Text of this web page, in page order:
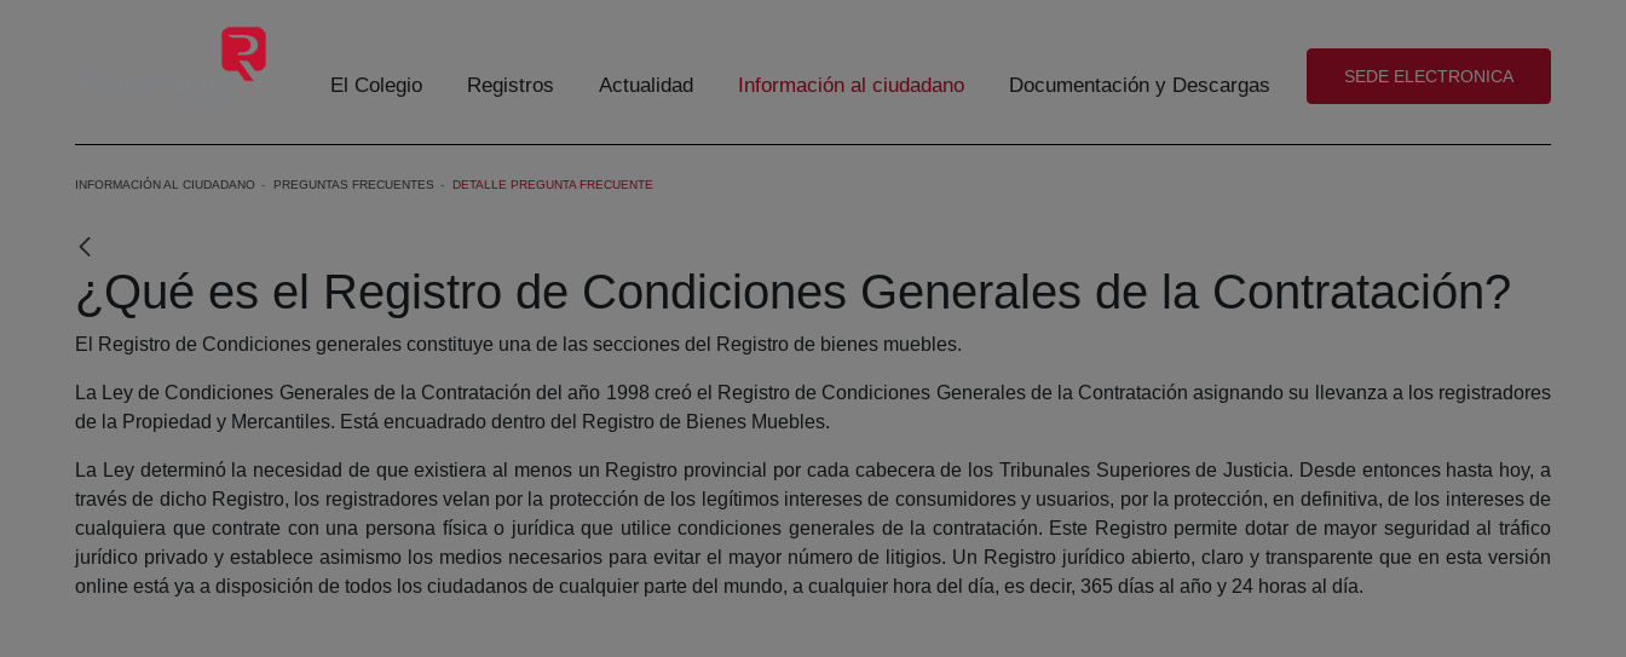
Saltar al contenido principal
El Colegio Registros Actualidad Información al ciudadano Documentación y Descargas (abre en nueva ventana)
SEDE ELECTRONICA
INFORMACIÓN AL CIUDADANO PREGUNTAS FRECUENTES DETALLE PREGUNTA FRECUENTE
¿Qué es el Registro de Condiciones Generales de la Contratación?
El Registro de Condiciones generales constituye una de las secciones del Registro de bienes muebles.
La Ley de Condiciones Generales de la Contratación del año 1998 creó el Registro de Condiciones Generales de la Contratación asignando su llevanza a los registradores
de la Propiedad y Mercantiles. Está encuadrado dentro del Registro de Bienes Muebles.
La Ley determinó la necesidad de que existiera al menos un Registro provincial por cada cabecera de los Tribunales Superiores de Justicia. Desde entonces hasta hoy, a
través de dicho Registro, los registradores velan por la protección de los legítimos intereses de consumidores y usuarios, por la protección, en definitiva, de los intereses de
cualquiera que contrate con una persona física o jurídica que utilice condiciones generales de la contratación. Este Registro permite dotar de mayor seguridad al tráfico
jurídico privado y establece asimismo los medios necesarios para evitar el mayor número de litigios. Un Registro jurídico abierto, claro y transparente que en esta versión
online está ya a disposición de todos los ciudadanos de cualquier parte del mundo, a cualquier hora del día, es decir, 365 días al año y 24 horas al día.